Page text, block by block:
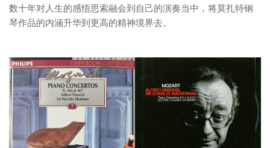
数十年对人生的感悟思索融会到自己的演奏当中，将莫扎特钢
琴作品的内涵升华到更高的精神境界去。